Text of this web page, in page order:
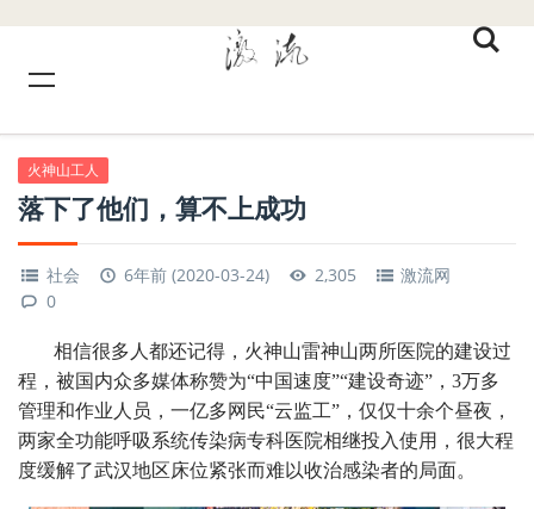
火神山工人
落下了他们，算不上成功
社会 6年前 (2020-03-24) 2,305
激流网
0
相信很多人都还记得，火神山雷神山两所医院的建设过
程，被国内众多媒体称赞为“中国速度”“建设奇迹”，3万多
管理和作业人员，一亿多网民“云监工”，仅仅十余个昼夜，
两家全功能呼吸系统传染病专科医院相继投入使用，很大程
度缓解了武汉地区床位紧张而难以收治感染者的局面。